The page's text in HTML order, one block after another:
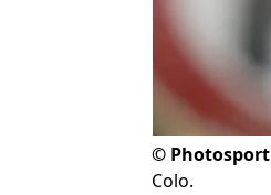
© Photosport
Colo.